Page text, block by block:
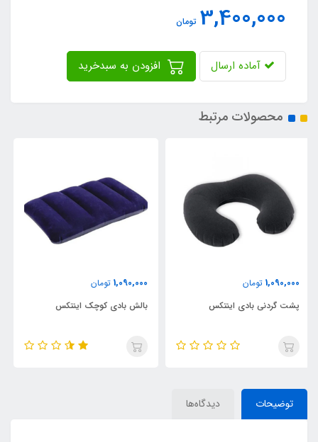
3,400,000 تومان
آماده ارسال
محصولات مرتبط
1,090,000
بالش بادی کوچک اینتکس
2,390,000
تشک بادی ماشین پیکاپ
توضیحات دیدگاه‌ها